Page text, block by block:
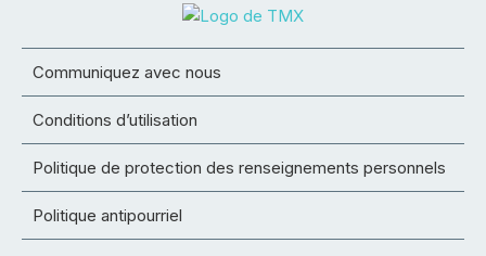
Communiquez avec nous
Conditions d’utilisation
Politique de protection des renseignements personnels
Politique antipourriel